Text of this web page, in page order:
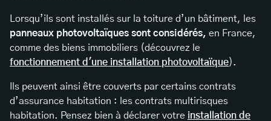
Lorsqu’ils sont installés sur la toiture d’un bâtiment, les
panneaux photovoltaïques sont considérés, en France,
comme des biens immobiliers (découvrez le
fonctionnement d'une installation photovoltaïque).
Ils peuvent ainsi être couverts par certains contrats
d’assurance habitation : les contrats multirisques
habitation. Pensez bien à déclarer votre installation de